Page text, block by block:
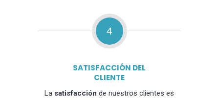
4
SATISFACCIÓN DEL
CLIENTE
La satisfacción de nuestros clientes es